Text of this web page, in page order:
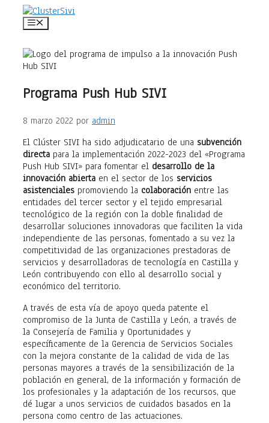
Saltar
Menú
Programa Push Hub SIVI
8 marzo 2022 por admin
El Clúster SIVI ha sido adjudicatario de una subvención
directa para la implementación 2022-2023 del «Programa
Push Hub SIVI» para fomentar el desarrollo de la
innovación abierta en el sector de los servicios
asistenciales promoviendo la colaboración entre las
entidades del tercer sector y el tejido empresarial
tecnológico de la región con la doble finalidad de
desarrollar soluciones innovadoras que faciliten la vida
independiente de las personas, fomentado a su vez la
competitividad de las organizaciones prestadoras de
servicios y desarrolladoras de tecnología en Castilla y
León contribuyendo con ello al desarrollo social y
económico del territorio.
A través de esta vía de apoyo queda patente el
compromiso de la Junta de Castilla y León, a través de
la Consejería de Familia y Oportunidades y
específicamente de la Gerencia de Servicios Sociales
con la mejora constante de la calidad de vida de las
personas mayores a través de la sensibilización de la
población en general, de la información y formación de
los profesionales y la adaptación de los recursos, que
dé lugar a unos servicios de cuidados basados en la
persona como centro de las actuaciones.